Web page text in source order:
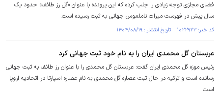
فضای مجازی توجه زیادی را جلب کرده که این پرونده با عنوان «گل رز طائف» حدود یک
سال پیش در فهرست میراث ناملموس جهانی به ثبت رسیده است.
کد خبر: ۱۰۲۲۹۲۳ تاریخ انتشار : ۱۴۰۴/۰۸/۱۹
عربستان گل محمدی ایران را به نام خود ثبت جهانی کرد
رئیس موزه گل محمدی ایران گفت: عربستان گل محمدی را با عنوان رز طائف به ثبت جهانی
رسانده است و ترکیه در حال ثبت عصاره گل محمدی به نام عصاره اسپارتا در اتحادیه اروپا
است.